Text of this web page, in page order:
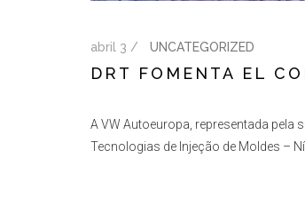
abril 3 / UNCATEGORIZED
DRT FOMENTA EL
A VW Autoeuropa, representada
Tecnologias de Injeção de Moldes –